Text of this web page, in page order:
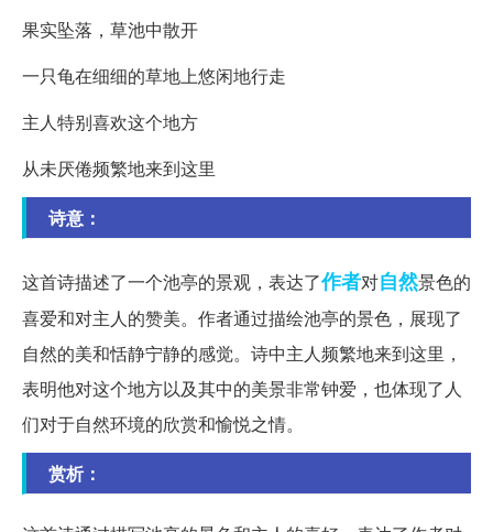
果实坠落，草池中散开
一只龟在细细的草地上悠闲地行走
主人特别喜欢这个地方
从未厌倦频繁地来到这里
诗意：
这首诗描述了一个池亭的景观，表达了作者对自然景色的
喜爱和对主人的赞美。作者通过描绘池亭的景色，展现了
自然的美和恬静宁静的感觉。诗中主人频繁地来到这里，
表明他对这个地方以及其中的美景非常钟爱，也体现了人
们对于自然环境的欣赏和愉悦之情。
赏析：